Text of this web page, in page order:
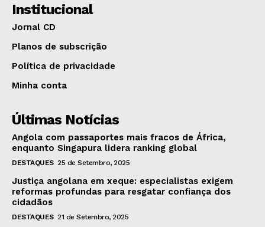
Institucional
Jornal CD
Planos de subscrição
Política de privacidade
Minha conta
Últimas Notícias
Angola com passaportes mais fracos de África,
enquanto Singapura lidera ranking global
DESTAQUES 25 de Setembro, 2025
Justiça angolana em xeque: especialistas exigem
reformas profundas para resgatar confiança dos
cidadãos
DESTAQUES 21 de Setembro, 2025